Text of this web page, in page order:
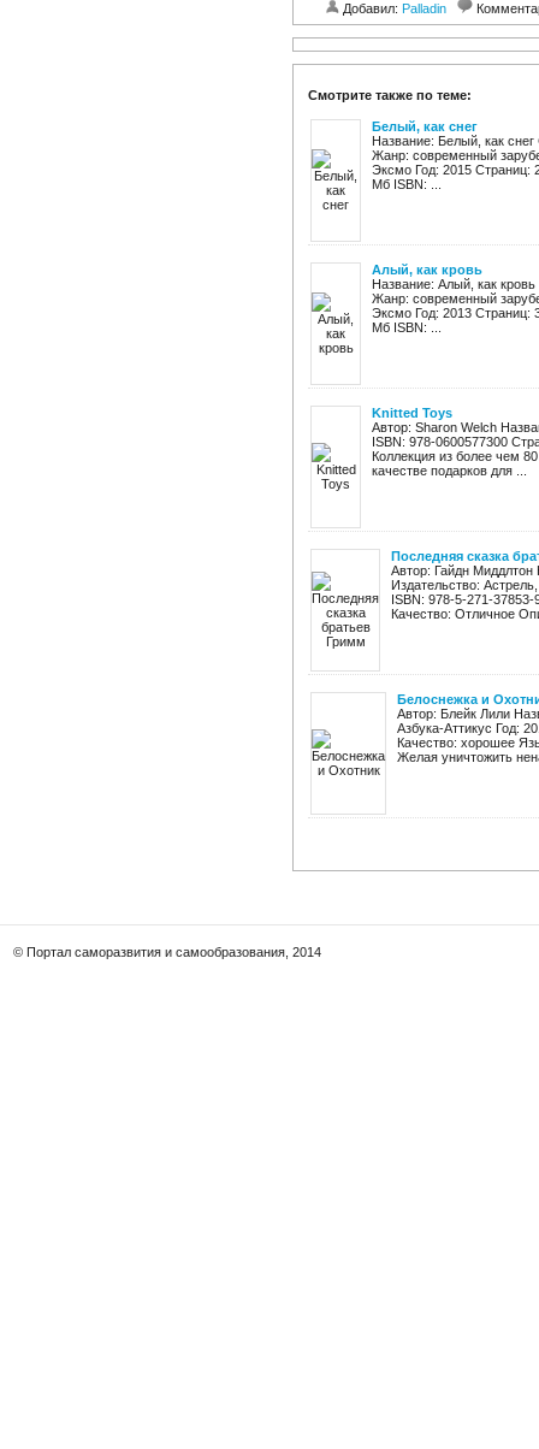
Добавил: Palladin
Смотрите также по теме:
Белый, как снег
Название: Белый, как
Жанр: современный
Эксмо Год: 2015 Страниц:
Мб ISBN: ...
Алый, как кровь
Название: Алый, как
Жанр: современный
Эксмо Год: 2013 Страниц:
Мб ISBN: ...
Knitted Toys
Автор: Sharon Welch
ISBN: 978-0600577300
Коллекция из более чем
качестве подарков для ...
Последняя сказка
Автор: Гайдн Миддлтон
Издательство:
ISBN: 978-5-271-
Качество: Отличное
Белоснежка и
Автор: Блейк Лили
Азбука-Аттикус Год:
Качество: хорошее
Желая уничтожить
© Портал саморазвития и самообразования, 2014